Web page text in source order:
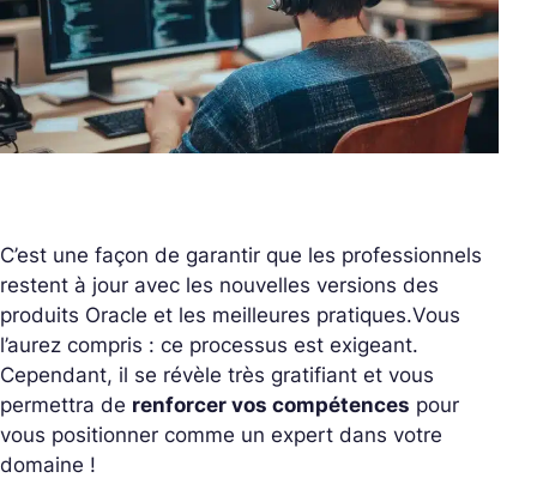
C’est une façon de garantir que les professionnels
restent à jour avec les nouvelles versions des
produits Oracle et les meilleures pratiques.Vous
l’aurez compris : ce processus est exigeant.
Cependant, il se révèle très gratifiant et vous
permettra de renforcer vos compétences pour
vous positionner comme un expert dans votre
domaine !